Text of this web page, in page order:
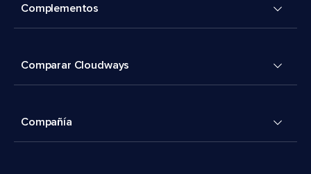
Complementos
Comparar Cloudways
Compañía